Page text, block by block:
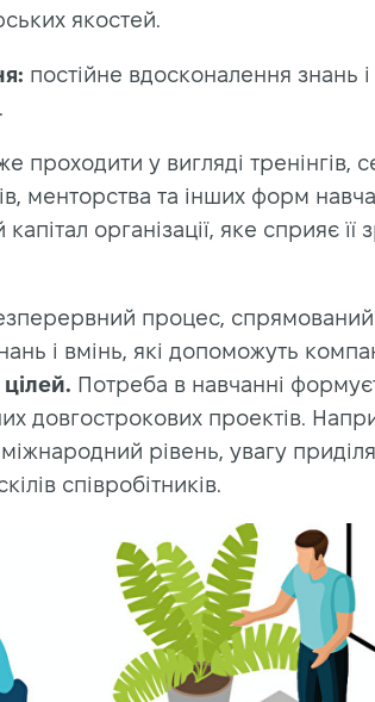
якостей.
постійне вдосконалення знань
у вигляді тренінгів,
менторства та інших форм
організації, яке сприяє її
процес,
і вмінь, які допоможуть
Потреба в навчанні
довгострокових проектів.
рівень, увагу
співробітників.